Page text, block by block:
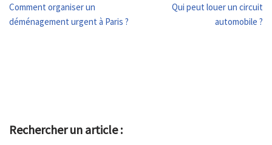
Comment organiser un
déménagement urgent à Paris ?
Qui peut louer un circuit
automobile ?
Rechercher un article :